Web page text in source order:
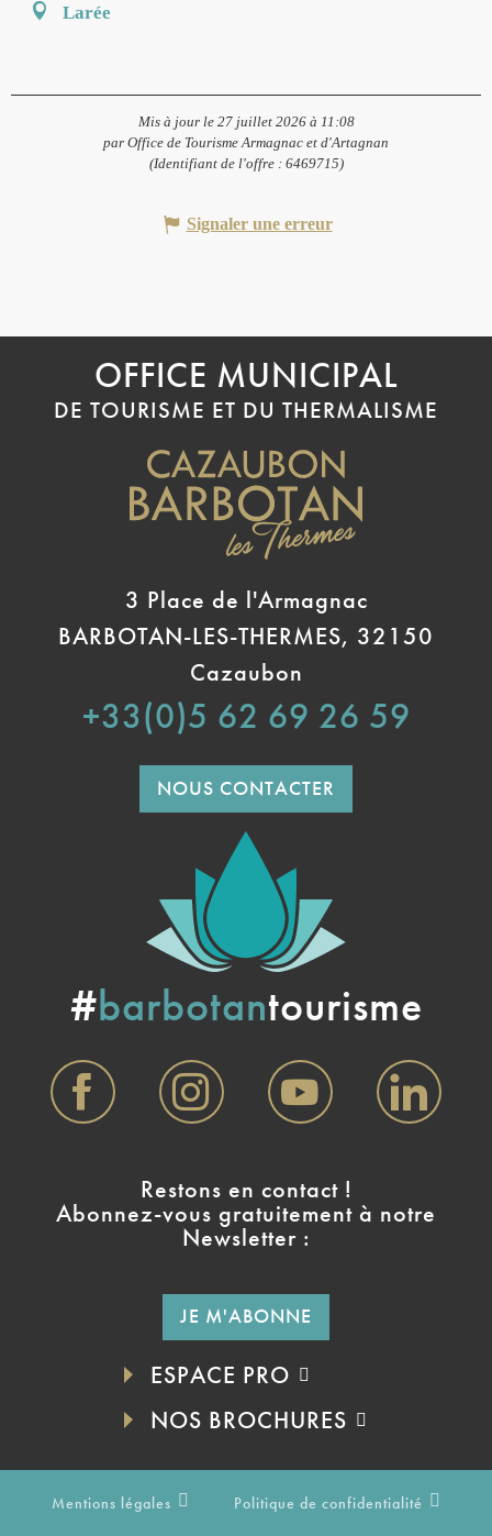
Larée
Mis à jour le 27 juillet 2026 à 11:08
par Office de Tourisme Armagnac et d'Artagnan
(Identifiant de l'offre : 6469715)
Signaler une erreur
OFFICE MUNICIPAL
DE TOURISME ET DU THERMALISME
3 Place de l'Armagnac
BARBOTAN-LES-THERMES, 32150
Cazaubon
+33(0)5 62 69 26 59
NOUS CONTACTER
#barbotantourisme
Restons en contact !
Abonnez-vous gratuitement à notre
Newsletter :
JE M'ABONNE
ESPACE PRO
NOS BROCHURES
Mentions légales Politique de confidentialité